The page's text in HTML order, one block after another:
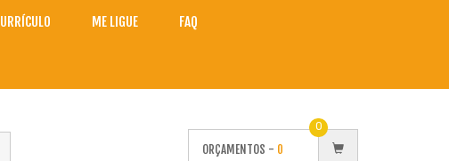
ME LIGUE FAQ
ORÇAMENTOS - 0
0